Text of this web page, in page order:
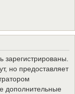
но предоставляет
дополнительные